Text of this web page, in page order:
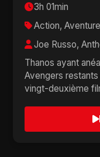
3h 01min
Action,
Joe Russo,
Thanos ayant
Avengers
vingt-deuxième